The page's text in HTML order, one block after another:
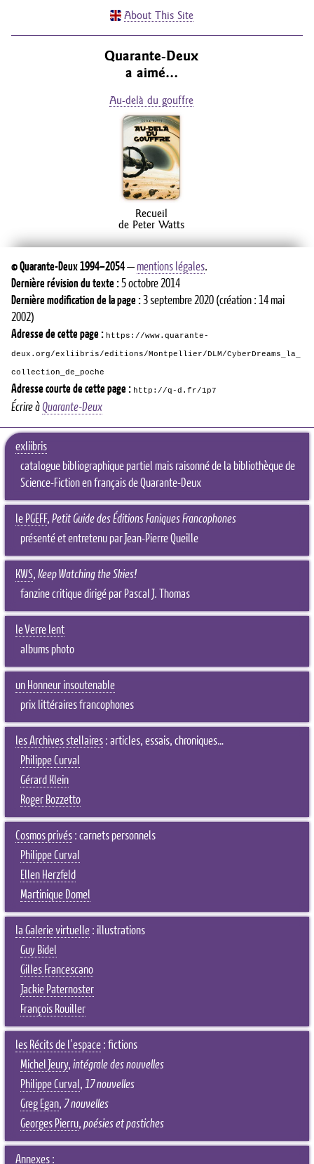
About This Site
Quarante-Deux
a aimé…
Au-delà du gouffre
Recueil
de Peter Watts
©Quarante-Deux1994–2054—mentions légales.
Dernière révision du texte :5 octobre 2014
Dernière modification de la page :3 septembre 2020 (création : 14 mai
2002)
Adresse de cette page : https://www.quarante-
deux.org/exliibris/editions/Montpellier/DLM/CyberDreams_la_
collection_de_poche
Adresse courte de cette page : http://q-d.fr/1p7
Écrire à Quarante-Deux
exliibris
catalogue bibliographique partiel mais raisonné de la bibliothèque de
Science-Fiction en français de Quarante-Deux
le PGEFF, Petit Guide des Éditions Faniques Francophones
présenté et entretenu par Jean-Pierre Queille
KWS, Keep Watching the Skies!
fanzine critique dirigé par Pascal J. Thomas
le Verre lent
albums photo
un Honneur insoutenable
prix littéraires francophones
les Archives stellaires : articles, essais, chroniques…
Philippe Curval
Gérard Klein
Roger Bozzetto
Cosmos privés : carnets personnels
Philippe Curval
Ellen Herzfeld
Martinique Domel
la Galerie virtuelle : illustrations
Guy Bidel
Gilles Francescano
Jackie Paternoster
François Rouiller
les Récits de l'espace : fictions
Michel Jeury, intégrale des nouvelles
Philippe Curval, 17 nouvelles
Greg Egan, 7 nouvelles
Georges Pierru, poésies et pastiches
Annexes :